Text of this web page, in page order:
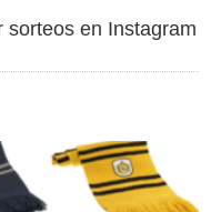
sorteos en Instagram